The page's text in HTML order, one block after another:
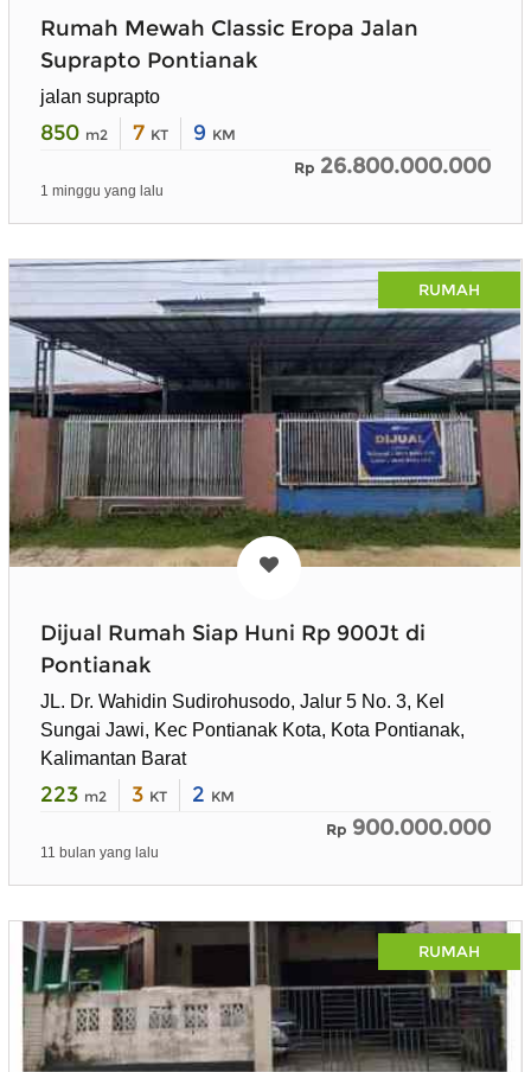
Rumah Mewah Classic Eropa Jalan
Suprapto Pontianak
jalan suprapto
850 m2 7 KT 9 KM
Rp 26.800.000.000
1 minggu yang lalu
RUMAH
Dijual Rumah Siap Huni Rp 900Jt di
Pontianak
JL. Dr. Wahidin Sudirohusodo, Jalur 5 No. 3, Kel
Sungai Jawi, Kec Pontianak Kota, Kota Pontianak,
Kalimantan Barat
223 m2 3 KT 2 KM
Rp 900.000.000
11 bulan yang lalu
RUMAH